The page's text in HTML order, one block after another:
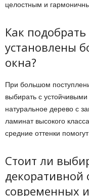
целостным и
Как
установлены
окна?
При большом
выбирать с
натуральное дерево с
ламинат высокого
средние оттенки
Стоит ли
декоративной
современных